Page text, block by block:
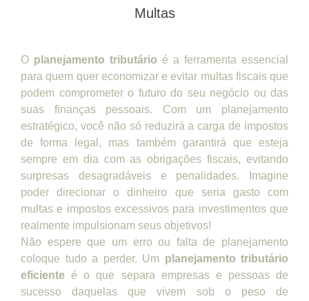
Multas
O planejamento tributário é a ferramenta essencial
para quem quer economizar e evitar multas fiscais que
podem comprometer o futuro do seu negócio ou das
suas finanças pessoais. Com um planejamento
estratégico, você não só reduzirá a carga de impostos
de forma legal, mas também garantirá que esteja
sempre em dia com as obrigações fiscais, evitando
surpresas desagradáveis e penalidades. Imagine
poder direcionar o dinheiro que seria gasto com
multas e impostos excessivos para investimentos que
realmente impulsionam seus objetivos!
Não espere que um erro ou falta de planejamento
coloque tudo a perder. Um planejamento tributário
eficiente é o que separa empresas e pessoas de
sucesso daquelas que vivem sob o peso de